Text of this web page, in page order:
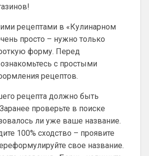
рецептами в «Кулинарном
просто – нужно только
форму. Перед
с простыми
рецептов.
рецепта должно быть
проверьте в поиске
ли уже ваше название.
100% сходство – проявите
свое название.